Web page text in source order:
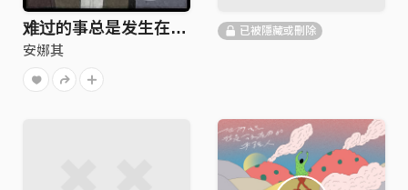
难过的事总是发生在夏天
安娜其
已被隱藏或刪除